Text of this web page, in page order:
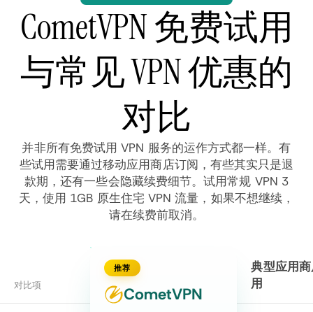
CometVPN 免费试用
与常见 VPN 优惠的
对比
并非所有免费试用 VPN 服务的运作方式都一样。有
些试用需要通过移动应用商店订阅，有些其实只是退
款期，还有一些会隐藏续费细节。试用常规 VPN 3
天，使用 1GB 原生住宅 VPN 流量，如果不想继续，
请在续费前取消。
对比项
典型应用
用
推荐
CometVPN